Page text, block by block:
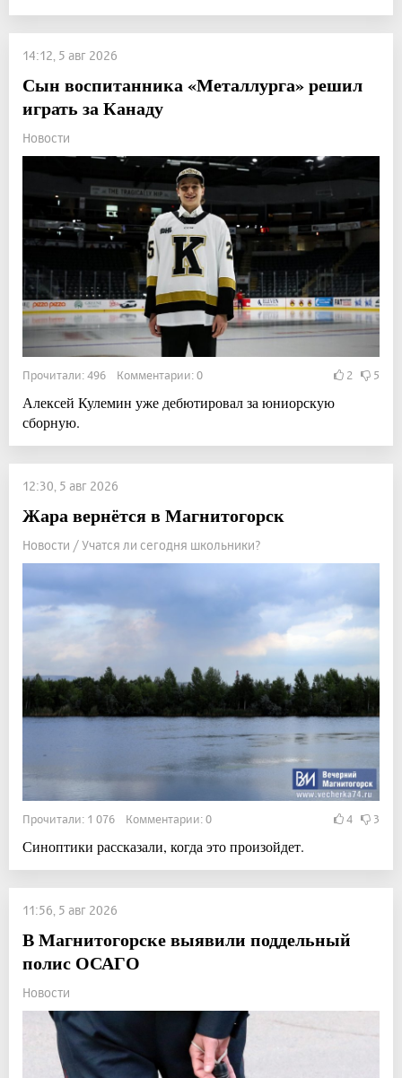
14:12, 5 авг 2026
Сын воспитанника «Металлурга» решил
играть за Канаду
Новости
Прочитали: 496 Комментарии: 0 2 5
Алексей Кулемин уже дебютировал за юниорскую
сборную.
12:30, 5 авг 2026
Жара вернётся в Магнитогорск
Новости / Учатся ли сегодня школьники?
Прочитали: 1 076 Комментарии: 0 4 3
Синоптики рассказали, когда это произойдет.
11:56, 5 авг 2026
В Магнитогорске выявили поддельный
полис ОСАГО
Новости